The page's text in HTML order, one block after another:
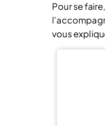
Pour se
vous